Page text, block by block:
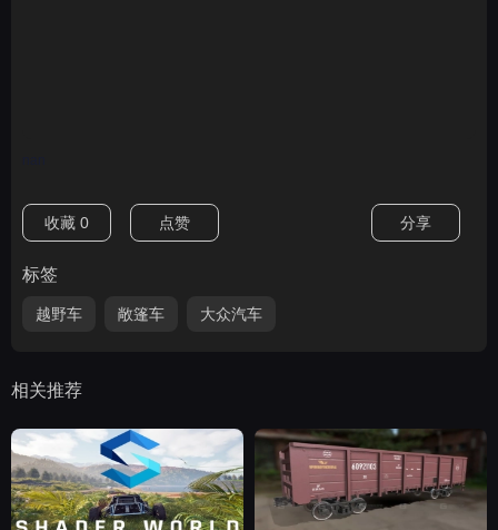
收藏 0 点赞 分享
标签
越野车 敞篷车 大众汽车
相关推荐